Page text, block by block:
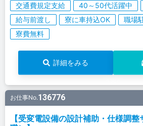
交通費規定支給
40～50代活躍中
給与前渡し
寮に車持込OK
職場
寮費無料
詳細をみる
お仕事No.136776
【受変電設備の設計補助・仕様調